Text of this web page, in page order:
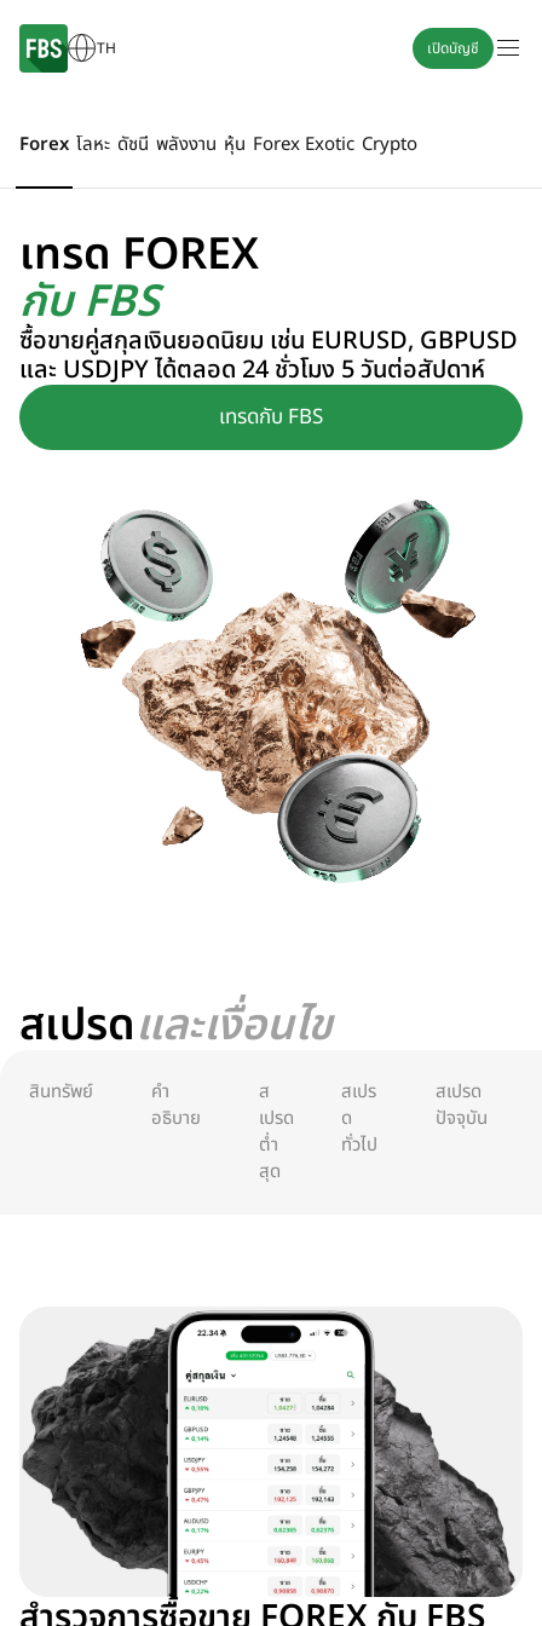
TH เปิดบัญชี
Forex โลหะ ดัชนี พลังงาน หุ้น Forex Exotic Crypto
เทรด FOREX
กับ FBS
ซื้อขายคู่สกุลเงินยอดนิยม เช่น EURUSD, GBPUSD
และ USDJPY ได้ตลอด 24 ชั่วโมง 5 วันต่อสัปดาห์
เทรดกับ FBS
สเปรดและเงื่อนไข
สินทรัพย์
คำ
อธิบาย
ส
เปรด
ต่ำ
สุด
สเปร
ด
ทั่วไป
สเปรด
ปัจจุบัน